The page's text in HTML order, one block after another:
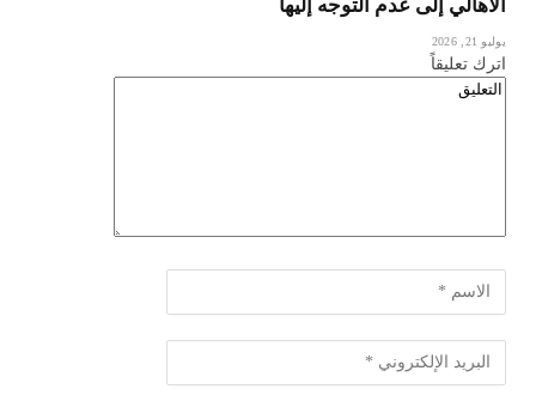
الأهالي إلى عدم التوجه إليها
يوليو 21, 2026
اترك تعليقاً